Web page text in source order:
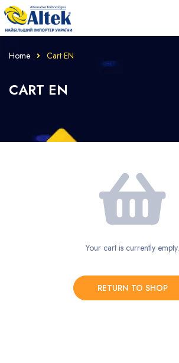
Home Cart EN
CART EN
Your cart is currently empty.
RETURN TO SHOP